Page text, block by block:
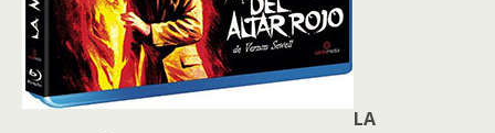
LA